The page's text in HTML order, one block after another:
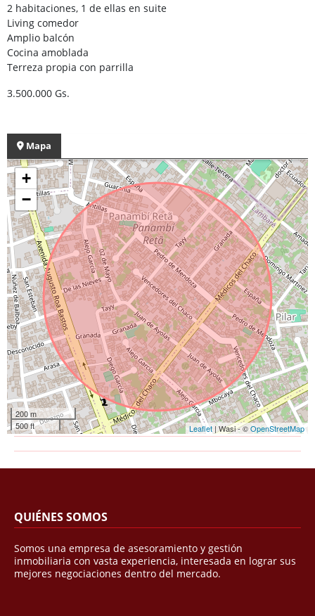
2 habitaciones, 1 de ellas en suite
Living comedor
Amplio balcón
Cocina amoblada
Terreza propia con parrilla
3.500.000 Gs.
Mapa
+
−
200 m
500 ft
Leaflet | Wasi - ©OpenStreetMap
QUIÉNES SOMOS
Somos una empresa de asesoramiento y gestión
inmobiliaria con vasta experiencia, interesada en lograr sus
mejores negociaciones dentro del mercado.